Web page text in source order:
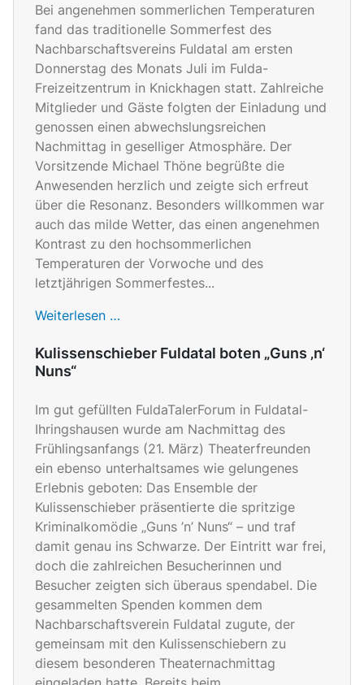
Bei angenehmen sommerlichen Temperaturen
fand das traditionelle Sommerfest des
Nachbarschaftsvereins Fuldatal am ersten
Donnerstag des Monats Juli im Fulda-
Freizeitzentrum in Knickhagen statt. Zahlreiche
Mitglieder und Gäste folgten der Einladung und
genossen einen abwechslungsreichen
Nachmittag in geselliger Atmosphäre. Der
Vorsitzende Michael Thöne begrüßte die
Anwesenden herzlich und zeigte sich erfreut
über die Resonanz. Besonders willkommen war
auch das milde Wetter, das einen angenehmen
Kontrast zu den hochsommerlichen
Temperaturen der Vorwoche und des
letztjährigen Sommerfestes...
Weiterlesen …
Kulissenschieber Fuldatal boten „Guns ‚n‘
Nuns“
Im gut gefüllten FuldaTalerForum in Fuldatal-
Ihringshausen wurde am Nachmittag des
Frühlingsanfangs (21. März) Theaterfreunden
ein ebenso unterhaltsames wie gelungenes
Erlebnis geboten: Das Ensemble der
Kulissenschieber präsentierte die spritzige
Kriminalkomödie „Guns ’n’ Nuns“ – und traf
damit genau ins Schwarze. Der Eintritt war frei,
doch die zahlreichen Besucherinnen und
Besucher zeigten sich überaus spendabel. Die
gesammelten Spenden kommen dem
Nachbarschaftsverein Fuldatal zugute, der
gemeinsam mit den Kulissenschiebern zu
diesem besonderen Theaternachmittag